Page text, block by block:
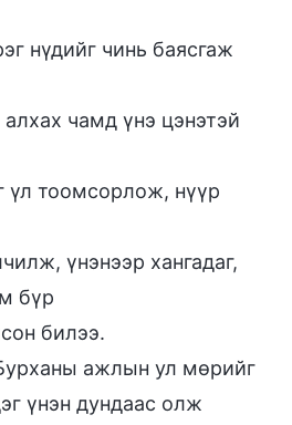
нүдийг чинь баясгаж
чамд үнэ цэнэтэй
үл тоомсорлож, нүүр
үнэнээр хангадаг,
бүр
билээ.
ажлын ул мөрийг
үнэн дундаас олж